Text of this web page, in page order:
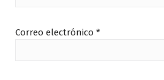
Correo electrónico *